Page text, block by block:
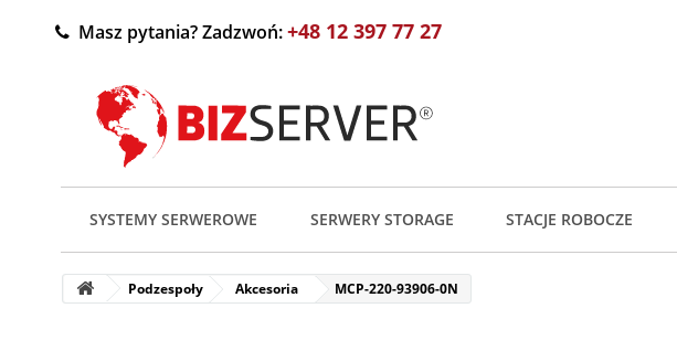
Masz pytania? Zadzwoń:+48 12 397 77 27
SYSTEMY SERWEROWE SERWERY STORAGE STACJE ROBOCZE
Podzespoły Akcesoria MCP-220-93906-0N